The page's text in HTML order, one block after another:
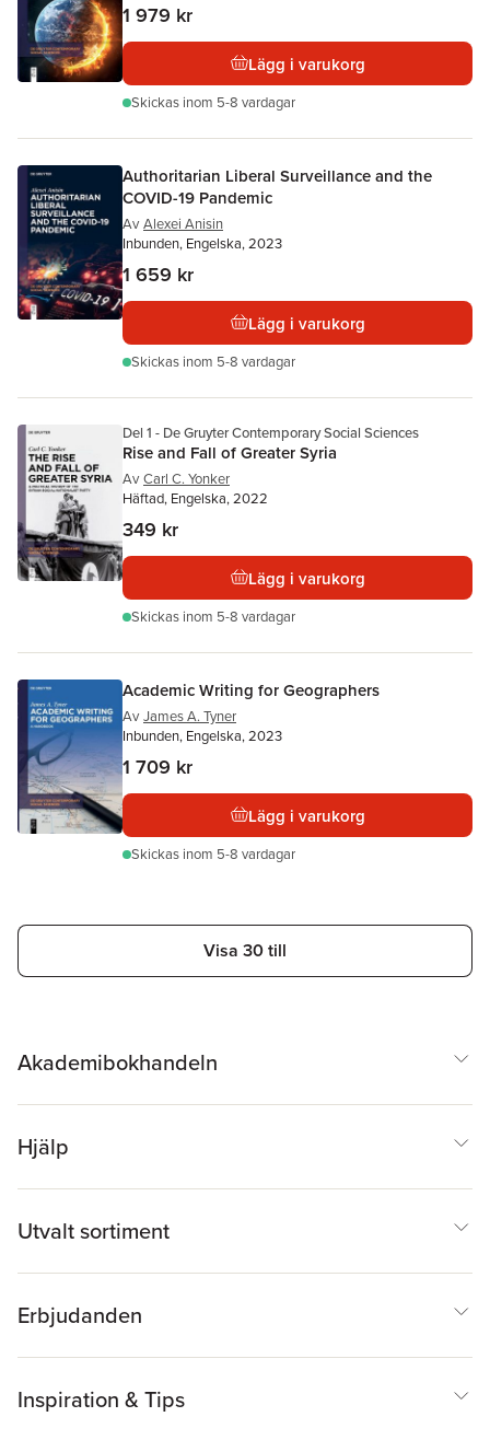
1 979 kr
Lägg i varukorg
Skickas inom 5-8 vardagar
Authoritarian Liberal Surveillance and the
COVID-19 Pandemic
Av Alexei Anisin
Inbunden, Engelska, 2023
1 659 kr
Lägg i varukorg
Skickas inom 5-8 vardagar
Del 1 - De Gruyter Contemporary Social Sciences
Rise and Fall of Greater Syria
Av Carl C. Yonker
Häftad, Engelska, 2022
349 kr
Lägg i varukorg
Skickas inom 5-8 vardagar
Academic Writing for Geographers
Av James A. Tyner
Inbunden, Engelska, 2023
1 709 kr
Lägg i varukorg
Skickas inom 5-8 vardagar
Visa 30 till
Akademibokhandeln
Hjälp
Utvalt sortiment
Erbjudanden
Inspiration & Tips